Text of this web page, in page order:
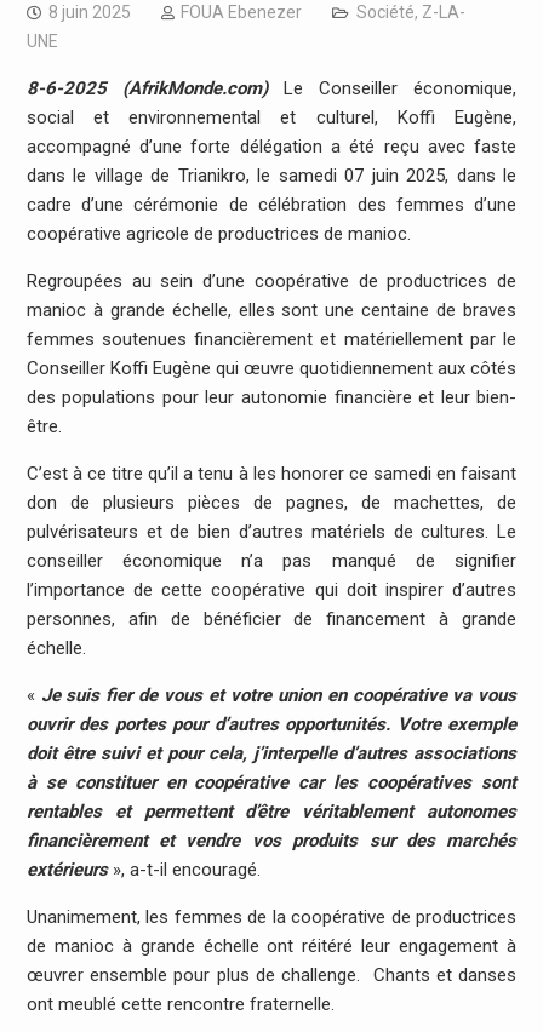
8 juin 2025 FOUA Ebenezer Société, Z-LA-
UNE
8-6-2025 (AfrikMonde.com)Le Conseiller économique,
social et environnemental et culturel, Koffi Eugène,
accompagné d’une forte délégation a été reçu avec faste
dans le village de Trianikro, le samedi 07 juin 2025, dans le
cadre d’une cérémonie de célébration des femmes d’une
coopérative agricole de productrices de manioc.
Regroupées au sein d’une coopérative de productrices de
manioc à grande échelle, elles sont une centaine de braves
femmes soutenues financièrement et matériellement par le
Conseiller Koffi Eugène qui œuvre quotidiennement aux côtés
des populations pour leur autonomie financière et leur bien-
être.
C’est à ce titre qu’il a tenu à les honorer ce samedi en faisant
don de plusieurs pièces de pagnes, de machettes, de
pulvérisateurs et de bien d’autres matériels de cultures. Le
conseiller économique n’a pas manqué de signifier
l’importance de cette coopérative qui doit inspirer d’autres
personnes, afin de bénéficier de financement à grande
échelle.
« Je suis fier de vous et votre union en coopérative va vous
ouvrir des portes pour d’autres opportunités. Votre exemple
doit être suivi et pour cela, j’interpelle d’autres associations
à se constituer en coopérative car les coopératives sont
rentables et permettent d’être véritablement autonomes
financièrement et vendre vos produits sur des marchés
extérieurs», a-t-il encouragé.
Unanimement, les femmes de la coopérative de productrices
de manioc à grande échelle ont réitéré leur engagement à
œuvrer ensemble pour plus de challenge. Chants et danses
ont meublé cette rencontre fraternelle.